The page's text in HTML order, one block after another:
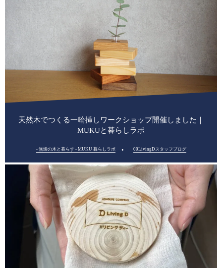
天然木でつくる一輪挿しワークショップ開催しました｜
MUKUと暮らしラボ
- 無垢の木と暮らす - MUKU 暮らしラボ 00LivingDスタッフブログ